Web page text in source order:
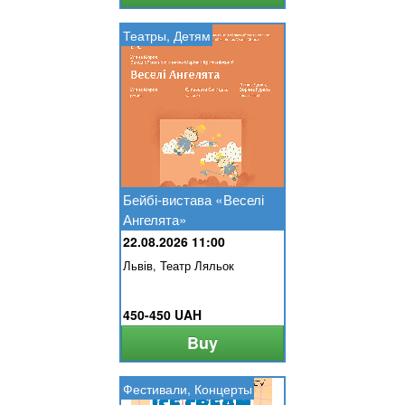
Театры, Детям
Бейбі-вистава «Веселі
Ангелята»
22.08.2026 11:00
Львів, Театр Ляльок
450-450 UAH
Buy
Фестивали, Концерты